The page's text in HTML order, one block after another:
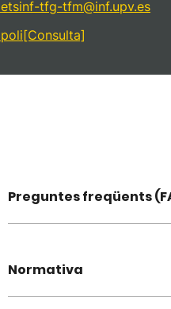
etsinf-tfg-tfm@inf.upv.es
poli[Consulta]
Preguntes freqüents
Normativa